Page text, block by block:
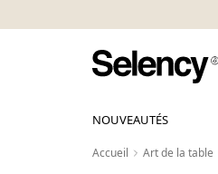
NOUVEAUTÉS
Accueil Art de la table